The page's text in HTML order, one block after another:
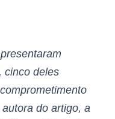
cinco deles
do artigo, a